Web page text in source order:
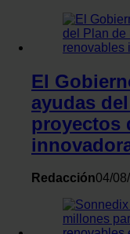
El
ayudas
proyectos
Redacción04/